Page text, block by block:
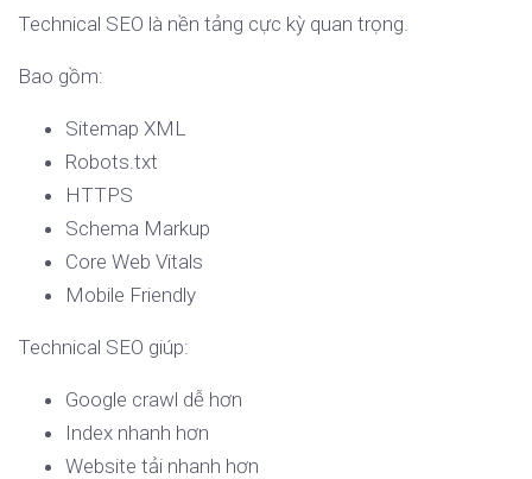
Technical SEO là nền tảng cực kỳ quan trọng.
Bao gồm:
Sitemap XML
Robots.txt
HTTPS
Schema Markup
Core Web Vitals
Mobile Friendly
Technical SEO giúp:
Google crawl dễ hơn
Index nhanh hơn
Website tải nhanh hơn